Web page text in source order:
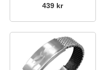
439 kr